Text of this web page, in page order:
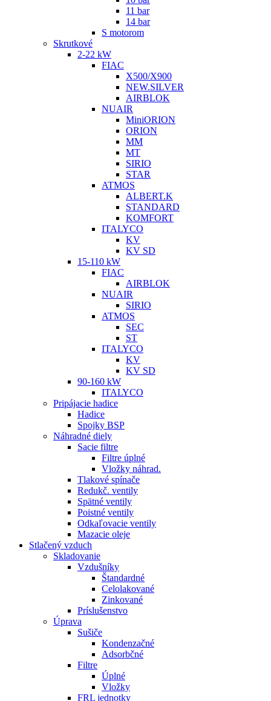
11 bar
14 bar
S motorom
Skrutkové
2-22 kW
FIAC
X500/X900
NEW.SILVER
AIRBLOK
NUAIR
MiniORION
ORION
MM
MT
SIRIO
STAR
ATMOS
ALBERT.K
STANDARD
KOMFORT
ITALYCO
KV
KV SD
15-110 kW
FIAC
AIRBLOK
NUAIR
SIRIO
ATMOS
SEC
ST
ITALYCO
KV
KV SD
90-160 kW
ITALYCO
Pripájacie hadice
Hadice
Spojky BSP
Náhradné diely
Sacie filtre
Filtre úplné
Vložky náhrad.
Tlakové spínače
Redukč. ventily
Spätné ventily
Poistné ventily
Odkaľovacie ventily
Mazacie oleje
Stlačený vzduch
Skladovanie
Vzdušníky
Štandardné
Celolakované
Zinkované
Príslušenstvo
Úprava
Sušiče
Kondenzačné
Adsorbčné
Filtre
Úplné
Vložky
FRL jednotky